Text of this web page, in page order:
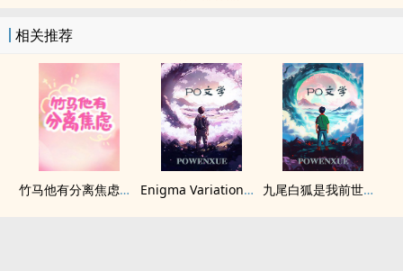
相关推荐
竹马他有分离焦虑（1v1） Enigma Variation（二战德国） 九尾白狐是我前世妻（futa 百合）